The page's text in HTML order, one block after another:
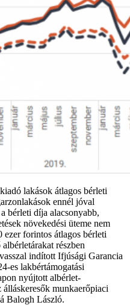
lakások átlagos bérleti
ennél jóval
bérleti díja alacsonyabb,
növekedési üteme nem
forintos átlagos bérleti
részben
indított Ifjúsági Garancia
es lakbértámogatási
nyújtott albérlet-
munkaerőpiaci
Balogh László.